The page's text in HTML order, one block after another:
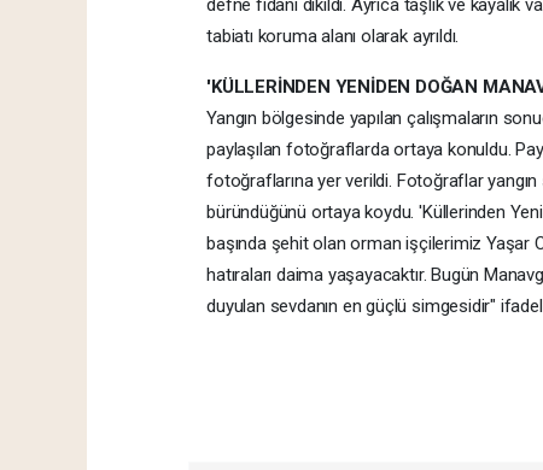
defne fidanı dikildi. Ayrıca taşlık ve kayalık
tabiatı koruma alanı olarak ayrıldı.
'KÜLLERİNDEN YENİDEN DOĞAN
Yangın bölgesinde yapılan çalışmaların
paylaşılan fotoğraflarda ortaya konuldu.
fotoğraflarına yer verildi. Fotoğraflar
büründüğünü ortaya koydu. 'Küllerinden
başında şehit olan orman işçilerimiz Yaşar
hatıraları daima yaşayacaktır. Bugün
duyulan sevdanın en güçlü simgesidir"